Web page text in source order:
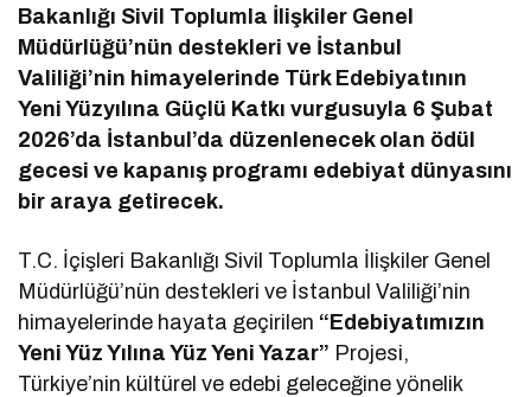
Bakanlığı Sivil Toplumla İlişkiler Genel
Müdürlüğü’nün destekleri ve İstanbul
Valiliği’nin himayelerinde Türk Edebiyatının
Yeni Yüzyılına Güçlü Katkı vurgusuyla 6 Şubat
2026’da İstanbul’da düzenlenecek olan ödül
gecesi ve kapanış programı edebiyat dünyasını
bir araya getirecek.
T.C. İçişleri Bakanlığı Sivil Toplumla İlişkiler Genel
Müdürlüğü’nün destekleri ve İstanbul Valiliği’nin
himayelerinde hayata geçirilen “Edebiyatımızın
Yeni Yüz Yılına Yüz Yeni Yazar” Projesi,
Türkiye’nin kültürel ve edebi geleceğine yönelik